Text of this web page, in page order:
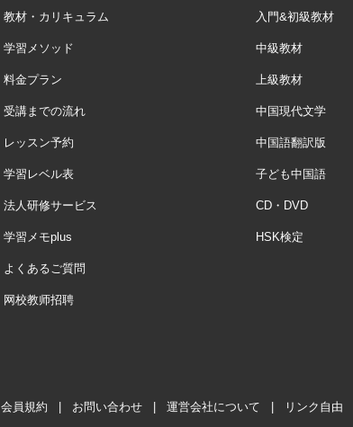
教材・カリキュラム
学習メソッド
料金プラン
受講までの流れ
レッスン予約
学習レベル表
法人研修サービス
学習メモplus
よくあるご質問
网校教师招聘
入門&初級教材
中級教材
上級教材
中国現代文学
中国語翻訳版
子ども中国語
CD・DVD
HSK検定
会員規約 お問い合わせ 運営会社について リンク自由